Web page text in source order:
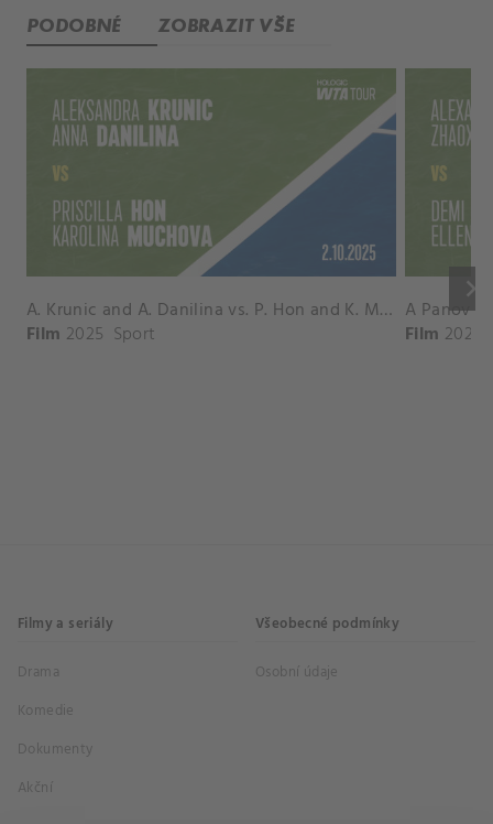
PODOBNÉ ZOBRAZIT VŠE
keyboard_arrow_right
A. Krunic and A. Danilina vs. P. Hon and K. Muchova Match Highlights - BEIJING_Capital Group Diamond ( October 02, 2025)
Film 2025 Sport Film 2026
Filmy a seriály
Drama
Komedie
Dokumenty
Akční
Všeobecné podmínky
Osobní údaje